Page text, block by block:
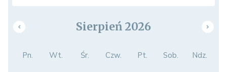
Sierpień 2026
Pn. Wt. Śr. Czw. Pt. Sob. Ndz.